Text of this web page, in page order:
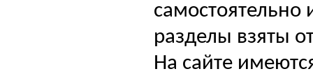
самостоятельно
разделы взяты
На сайте